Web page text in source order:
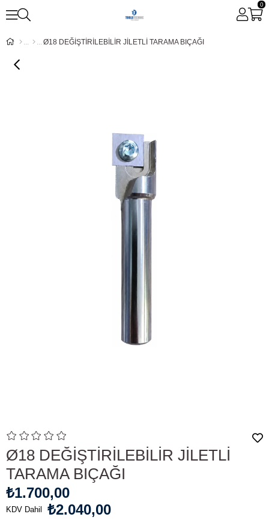
0
Ø18 DEĞİŞTİRİLEBİLİR JİLETLİ TARAMA BIÇAĞI
Ø18 DEĞİŞTİRİLEBİLİR JİLETLİ
TARAMA BIÇAĞI
₺1.700,00
KDV Dahil ₺2.040,00